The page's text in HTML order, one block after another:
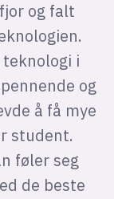
og falt
i
og
å få mye
student.
føler seg
de beste